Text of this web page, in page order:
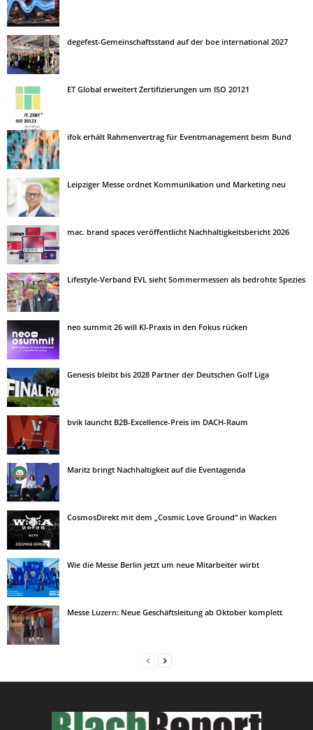
degefest-Gemeinschaftsstand auf der boe international 2027
ET Global erweitert Zertifizierungen um ISO 20121
ifok erhält Rahmenvertrag für Eventmanagement beim Bund
Leipziger Messe ordnet Kommunikation und Marketing neu
mac. brand spaces veröffentlicht Nachhaltigkeitsbericht 2026
Lifestyle-Verband EVL sieht Sommermessen als bedrohte Spezies
neo summit 26 will KI-Praxis in den Fokus rücken
Genesis bleibt bis 2028 Partner der Deutschen Golf Liga
bvik launcht B2B-Excellence-Preis im DACH-Raum
Maritz bringt Nachhaltigkeit auf die Eventagenda
CosmosDirekt mit dem „Cosmic Love Ground“ in Wacken
Wie die Messe Berlin jetzt um neue Mitarbeiter wirbt
Messe Luzern: Neue Geschäftsleitung ab Oktober komplett